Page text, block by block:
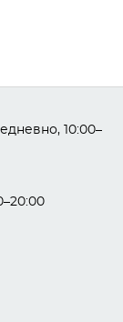
10:00–